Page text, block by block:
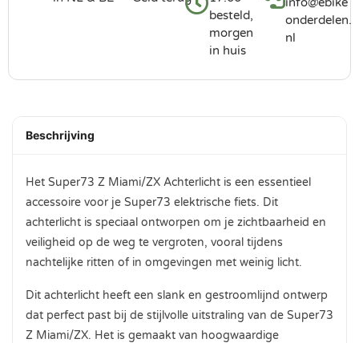
besteld,
morgen
in huis
onderdelen.
nl
Beschrijving
Het Super73 Z Miami/ZX Achterlicht is een essentieel
accessoire voor je Super73 elektrische fiets. Dit
achterlicht is speciaal ontworpen om je zichtbaarheid en
veiligheid op de weg te vergroten, vooral tijdens
nachtelijke ritten of in omgevingen met weinig licht.
Dit achterlicht heeft een slank en gestroomlijnd ontwerp
dat perfect past bij de stijlvolle uitstraling van de Super73
Z Miami/ZX. Het is gemaakt van hoogwaardige